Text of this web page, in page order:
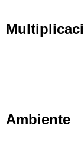
Ambiente